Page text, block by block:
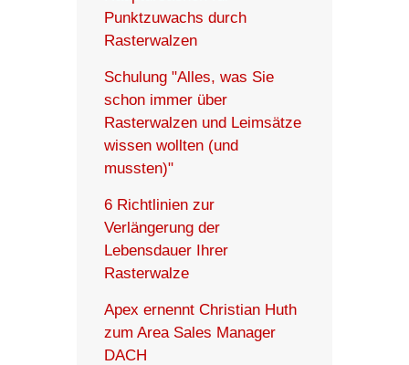
Punktzuwachs durch
Rasterwalzen
Schulung "Alles, was Sie
schon immer über
Rasterwalzen und Leimsätze
wissen wollten (und
mussten)"
6 Richtlinien zur
Verlängerung der
Lebensdauer Ihrer
Rasterwalze
Apex ernennt Christian Huth
zum Area Sales Manager
DACH